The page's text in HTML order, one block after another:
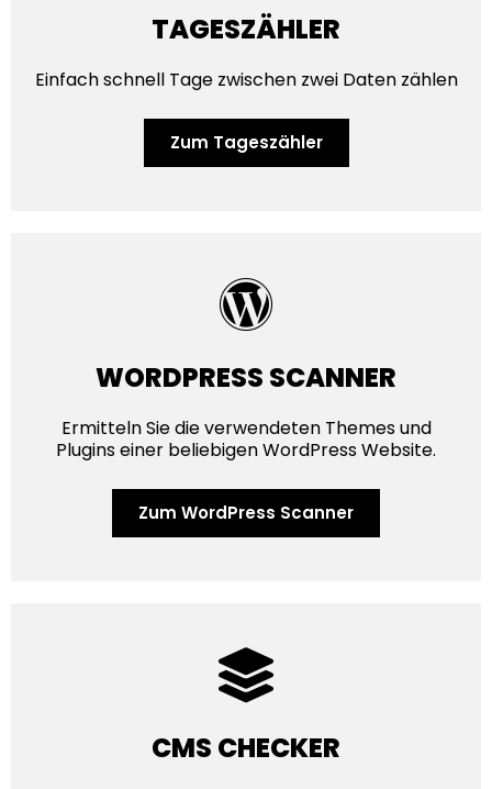
TAGESZÄHLER
Einfach schnell Tage zwischen zwei Daten zählen
Zum Tageszähler
WORDPRESS SCANNER
Ermitteln Sie die verwendeten Themes und
Plugins einer beliebigen WordPress Website.
Zum WordPress Scanner
CMS CHECKER